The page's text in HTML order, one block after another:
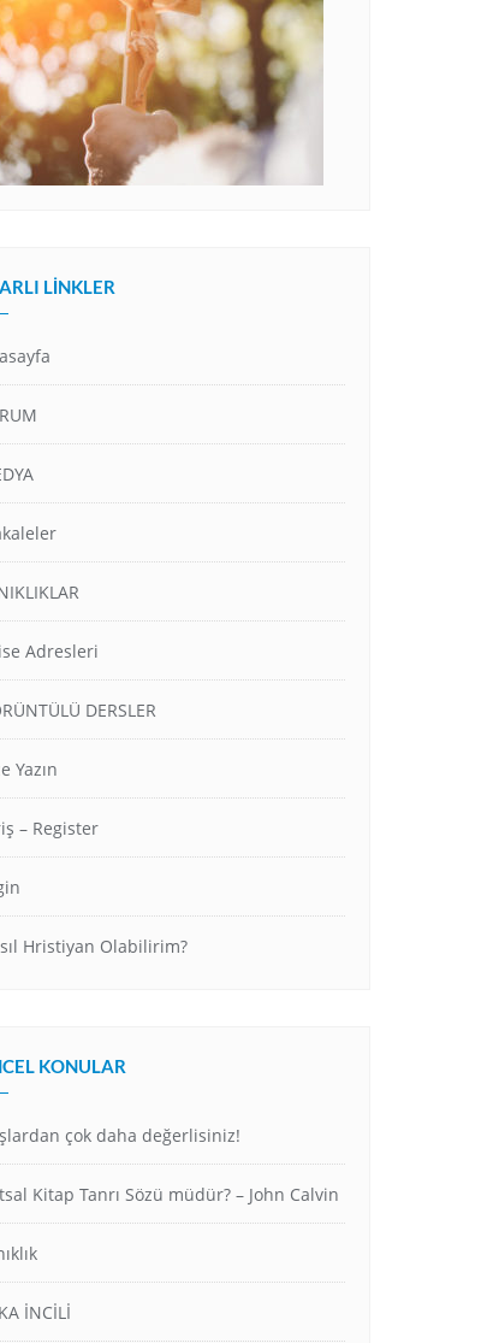
LINKLER
Adresleri
DERSLER
Yazın
– Register
Hristiyan Olabilirim?
KONULAR
çok daha değerlisiniz!
Kitap Tanrı Sözü müdür? – John Calvin
İNCİLİ